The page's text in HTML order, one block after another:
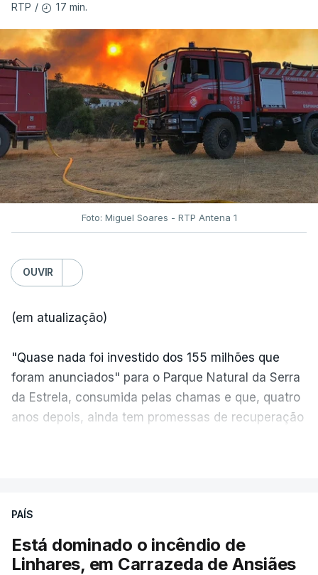
RTP / 17 min.
Foto: Miguel Soares - RTP Antena 1
OUVIR
(em atualização)
"Quase nada foi investido dos 155 milhões que
foram anunciados" para o Parque Natural da Serra
da Estrela, consumida pelas chamas e que, quatro
anos depois, ainda tem promessas de recuperação
ESTE CONTEÚDO ESTÁ NESTE
PAÍS
Está dominado o incêndio de
Linhares, em Carrazeda de Ansiães